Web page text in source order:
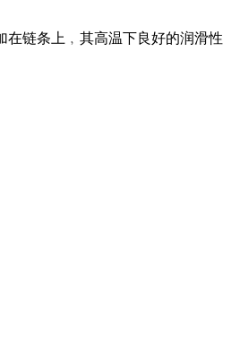
在链条上﹐其高温下良好的润滑性